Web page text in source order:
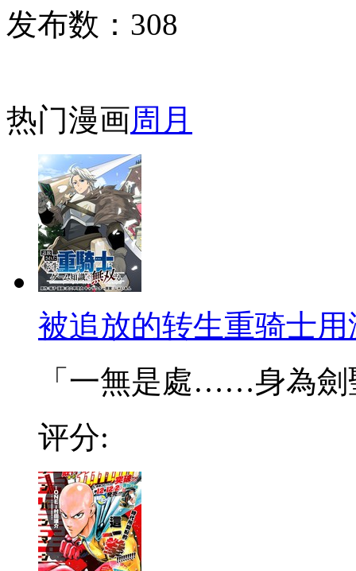
发布数： 308
热门漫画周 月
被追放的转生重骑士
「一無是處……身為劍
评分: